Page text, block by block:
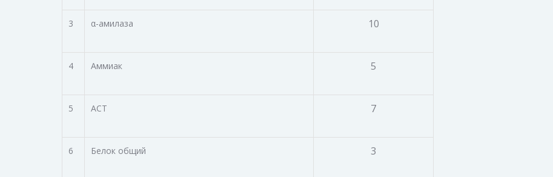
3 α-амилаза 10
4 Аммиак 5
5 АСТ 7
6 Белок общий 3